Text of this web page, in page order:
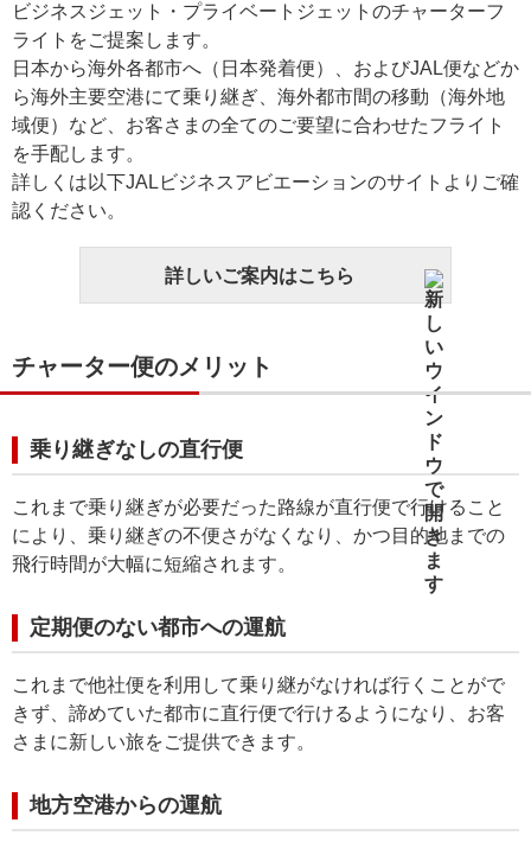
ビジネスジェット・プライベートジェットのチャーターフ
ライトをご提案します。
日本から海外各都市へ（日本発着便）、およびJAL便などか
ら海外主要空港にて乗り継ぎ、海外都市間の移動（海外地
域便）など、お客さまの全てのご要望に合わせたフライト
を手配します。
詳しくは以下JALビジネスアビエーションのサイトよりご確
認ください。
詳しいご案内はこちら
チャーター便のメリット
乗り継ぎなしの直行便
これまで乗り継ぎが必要だった路線が直行便で行けること
により、乗り継ぎの不便さがなくなり、かつ目的地までの
飛行時間が大幅に短縮されます。
定期便のない都市への運航
これまで他社便を利用して乗り継がなければ行くことがで
きず、諦めていた都市に直行便で行けるようになり、お客
さまに新しい旅をご提供できます。
地方空港からの運航